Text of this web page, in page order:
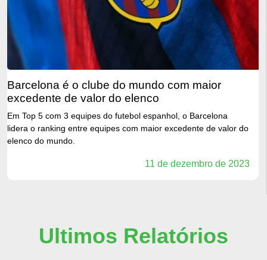
barcelona é o clube do mundo com maior
excedente de valor do elenco
Em Top 5 com 3 equipes do futebol espanhol, o Barcelona
lidera o ranking entre equipes com maior excedente de valor do
elenco do mundo.
11 de dezembro de 2023
Ultimos Relatórios